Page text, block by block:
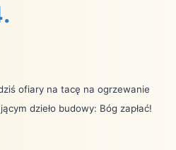
ofiary na tacę na ogrzewanie
dzieło budowy: Bóg zapłać!